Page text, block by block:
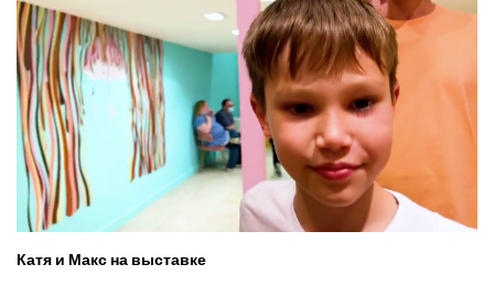
Катя и Макс на выставке